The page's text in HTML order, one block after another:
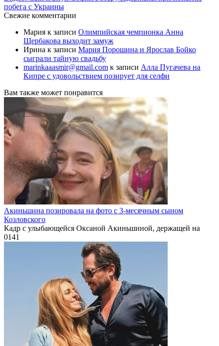
побега с Украины
Свежие комментарии
Мария к записи Олимпийская чемпионка Анна
Щербакова выходит замуж
Ирина к записи Мария Порошина и Ярослав Бойко
сыграли тайную свадьбу
marinkaaasmir@gmail.com к записи Алла Пугачева на
Кипре с удовольствием позирует для селфи
Вам также может понравится
Акиньшина позировала на фото с 3-месячным сыном
Козловского
Кадр с улыбающейся Оксаной Акиньшиной, держащей на
0141